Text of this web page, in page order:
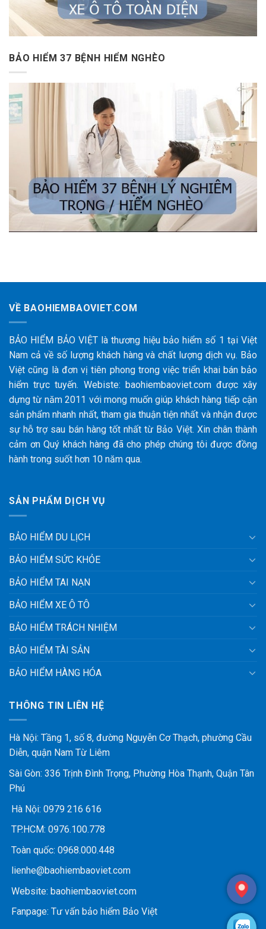
BẢO HIỂM 37 BỆNH HIỂM NGHÈO
VỀ BAOHIEMBAOVIET.COM
BẢO HIỂM BẢO VIỆT là thương hiệu bảo hiểm số 1 tại Việt
Nam cả về số lượng khách hàng và chất lượng dịch vụ. Bảo
Việt cũng là đơn vị tiên phong trong việc triển khai bán bảo
hiểm trực tuyến. Webiste: baohiembaoviet.com được xây
dựng từ năm 2011 với mong muốn giúp khách hàng tiếp cận
sản phẩm nhanh nhất, tham gia thuận tiện nhất và nhận được
sự hỗ trợ sau bán hàng tốt nhất từ Bảo Việt. Xin chân thành
cảm ơn Quý khách hàng đã cho phép chúng tôi được đồng
hành trong suốt hơn 10 năm qua.
SẢN PHẨM DỊCH VỤ
BẢO HIỂM DU LỊCH
BẢO HIỂM SỨC KHỎE
BẢO HIỂM TAI NẠN
BẢO HIỂM XE Ô TÔ
BẢO HIỂM TRÁCH NHIỆM
BẢO HIỂM TÀI SẢN
BẢO HIỂM HÀNG HÓA
THÔNG TIN LIÊN HỆ
Hà Nội: Tầng 1, số 8, đường Nguyễn Cơ Thạch, phường Cầu
Diễn, quận Nam Từ Liêm
Sài Gòn: 336 Trịnh Đình Trọng, Phường Hòa Thạnh, Quận Tân
Phú
Hà Nội: 0979 216 616
TP.HCM: 0976.100.778
Toàn quốc: 0968.000.448
lienhe@baohiembaoviet.com
Website: baohiembaoviet.com
Fanpage: Tư vấn bảo hiểm Bảo Việt